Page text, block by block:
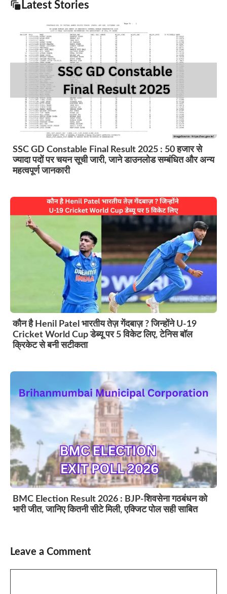
Latest Stories
SSC GD Constable Final Result 2025 : 50 हजार से
ज्यादा पदों पर चयन सूची जारी, जाने डाउनलोड सम्बंधित और अन्य
महत्वपूर्ण जानकारी
कौन है Henil Patel भारतीय तेज़ गेंदबाज़ ? जिन्होंने U-19
Cricket World Cup डेब्यू पर 5 विकेट लिए, टेनिस बॉल
क्रिकेट से बनी सटीकता
BMC Election Result 2026 : BJP-शिवसेना गठबंधन को
भारी जीत, जानिए कितनी सीटे मिली, एक्जिट पोल सही साबित
Leave a Comment